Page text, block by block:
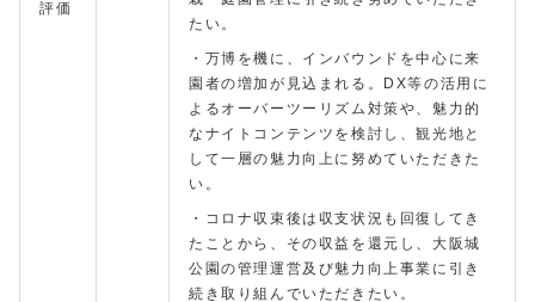
評価
たい。
・万博を機に、インバウンドを中心に来
園者の増加が見込まれる。DX等の活用に
よるオーバーツーリズム対策や、魅力的
なナイトコンテンツを検討し、観光地と
して一層の魅力向上に努めていただきた
い。
・コロナ収束後は収支状況も回復してき
たことから、その収益を還元し、大阪城
公園の管理運営及び魅力向上事業に引き
続き取り組んでいただきたい。